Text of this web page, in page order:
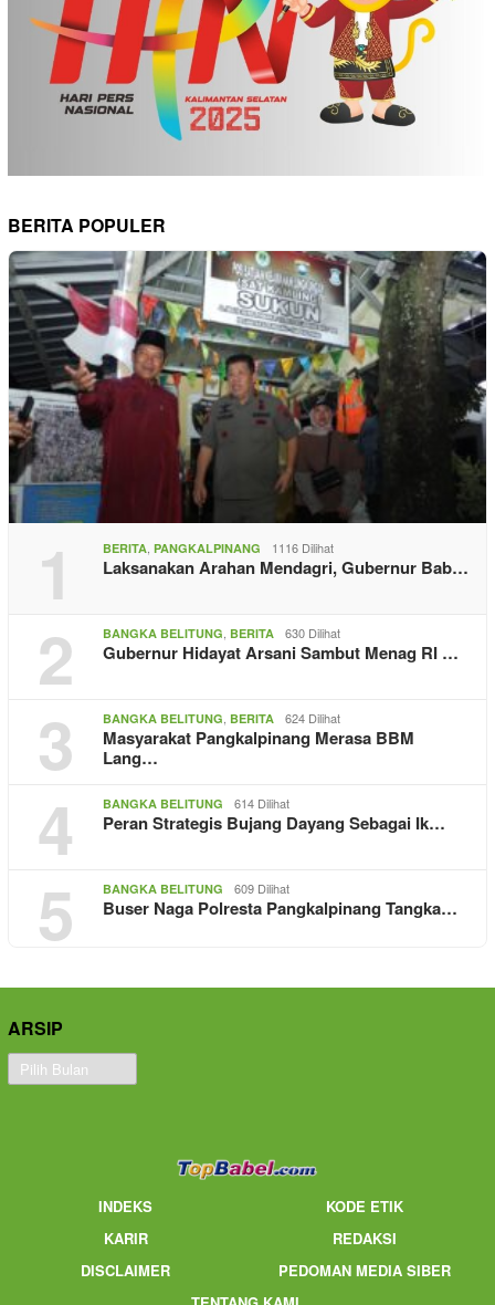
BERITA POPULER
1 BERITA PANGKALPINANG 1116 Dilihat
Laksanakan Arahan Mendagri, Gubernur Bab…
2 BANGKA BELITUNG BERITA 630 Dilihat
Gubernur Hidayat Arsani Sambut Menag RI …
3 BANGKA BELITUNG BERITA 624 Dilihat
Masyarakat Pangkalpinang Merasa BBM
Lang…
4 BANGKA BELITUNG 614 Dilihat
Peran Strategis Bujang Dayang Sebagai Ik…
5 BANGKA BELITUNG 609 Dilihat
Buser Naga Polresta Pangkalpinang Tangka…
ARSIP
Arsip
INDEKS
KODE ETIK
KARIR
REDAKSI
DISCLAIMER
PEDOMAN MEDIA SIBER